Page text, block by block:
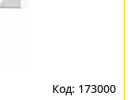
173000